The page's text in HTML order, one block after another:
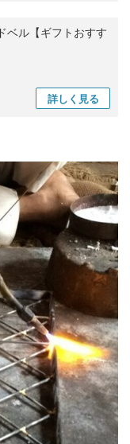
ベル【ギフトおすす
詳しく 見る